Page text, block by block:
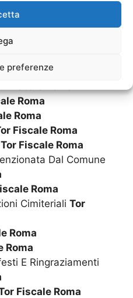
preferenze
Fiscale Roma
Con Il Comune
Tor Fiscale Roma
Roma
Roma
Fiscale Roma
Tor Fiscale Roma
Dal Comune
Roma
Cimiteriali Tor
Roma
Roma
E Ringraziamenti
Fiscale Roma